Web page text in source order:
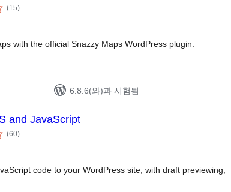
(15전
체)
with the official Snazzy Maps WordPress plugin.
6.8.6(와)과 시험됨
and JavaScript
(60전
체)
code to your WordPress site, with draft previewing,